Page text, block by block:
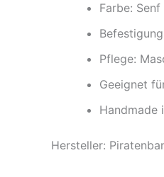
Farbe:
Pflege:
Geeignet
Handmade
Hersteller: